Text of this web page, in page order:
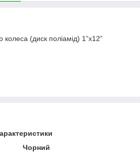
колеса (диск поліамід) 1”x12”
Чорний